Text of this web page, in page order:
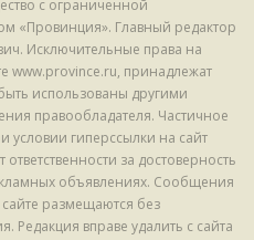
с ограниченной
«Провинция». Главный редактор
Исключительные права на
www.province.ru, принадлежат
использованы другими
правообладателя. Частичное
условии гиперссылки на сайт
за достоверность
объявлениях. Сообщения
размещаются без
Редакция вправе удалить с сайта